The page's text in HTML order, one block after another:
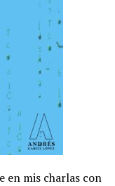
en mis charlas con